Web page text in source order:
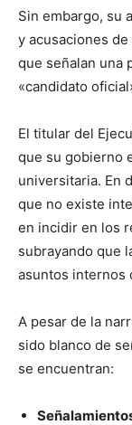
Sin embargo, su
y acusaciones
que señalan una
«candidato
El titular del
que su gobierno
universitaria. En
que no existe
en incidir en los
subrayando que
asuntos internos
A pesar de la
sido blanco de
se encuentran: